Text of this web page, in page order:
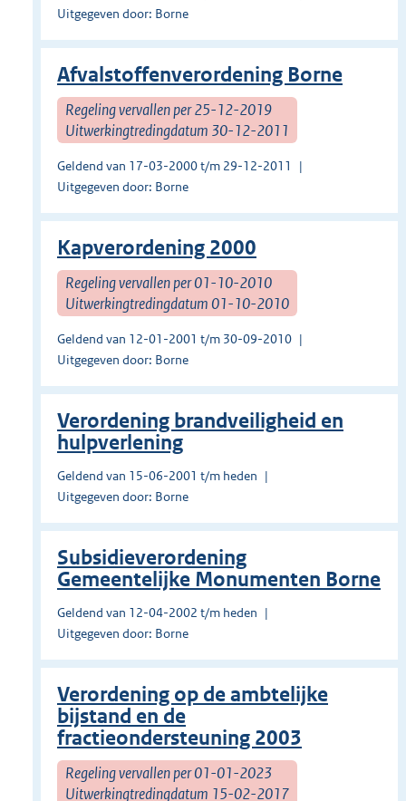
Uitgegeven door: Borne
Afvalstoffenverordening Borne
Regeling vervallen per 25-12-2019
Uitwerkingtredingdatum 30-12-2011
Geldend van 17-03-2000 t/m 29-12-2011
Uitgegeven door: Borne
Kapverordening 2000
Regeling vervallen per 01-10-2010
Uitwerkingtredingdatum 01-10-2010
Geldend van 12-01-2001 t/m 30-09-2010
Uitgegeven door: Borne
Verordening brandveiligheid en
hulpverlening
Geldend van 15-06-2001 t/m heden
Uitgegeven door: Borne
Subsidieverordening
Gemeentelijke Monumenten Borne
Geldend van 12-04-2002 t/m heden
Uitgegeven door: Borne
Verordening op de ambtelijke
bijstand en de
fractieondersteuning 2003
Regeling vervallen per 01-01-2023
Uitwerkingtredingdatum 15-02-2017